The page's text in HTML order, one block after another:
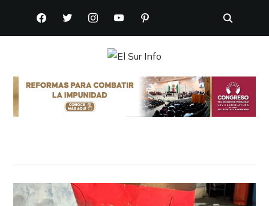
FACEBOOKTWITTERINSTAGRAMYOUTUBEPINTEREST